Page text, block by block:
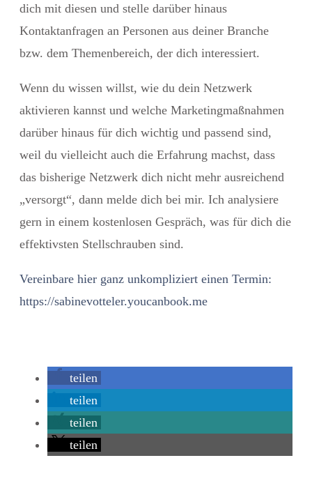
dich mit diesen und stelle darüber hinaus
Kontaktanfragen an Personen aus deiner Branche
bzw. dem Themenbereich, der dich interessiert.
Wenn du wissen willst, wie du dein Netzwerk
aktivieren kannst und welche Marketingmaßnahmen
darüber hinaus für dich wichtig und passend sind,
weil du vielleicht auch die Erfahrung machst, dass
das bisherige Netzwerk dich nicht mehr ausreichend
„versorgt“, dann melde dich bei mir. Ich analysiere
gern in einem kostenlosen Gespräch, was für dich die
effektivsten Stellschrauben sind.
Vereinbare hier ganz unkompliziert einen Termin:
https://sabinevotteler.youcanbook.me
teilen
teilen
teilen
teilen